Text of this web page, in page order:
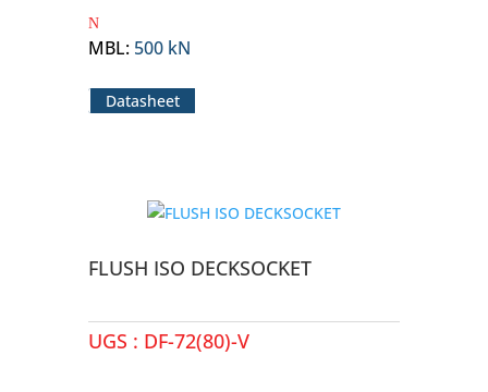
MBL: 500 kN
Datasheet
FLUSH ISO DECKSOCKET
UGS : DF-72(80)-V